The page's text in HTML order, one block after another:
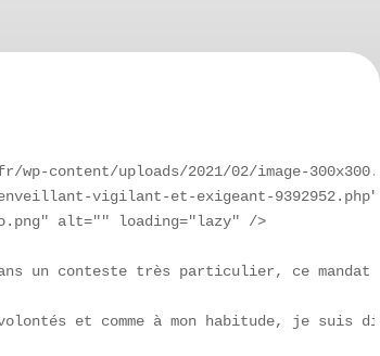
wp-content/uploads/
vigilant-et-exigeant-
alt="" loading="lazy" />
un conteste très particulier, ce